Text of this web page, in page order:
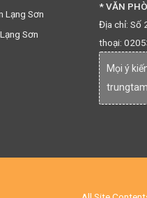
Lạng Sơn
Sơn
* VĂN
Địa chỉ: Số
thoại:
Mọi ý